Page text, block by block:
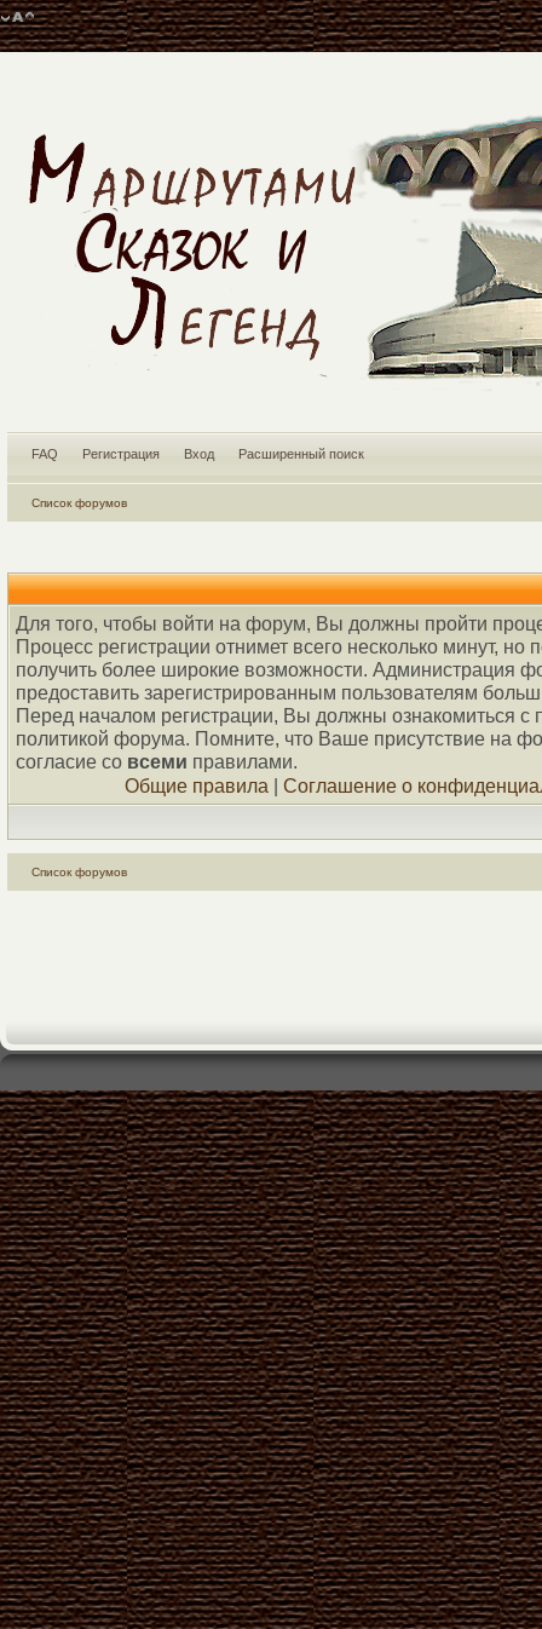
FAQ Регистрация Вход Расширенный поиск
Список форумов
Для того, чтобы войти на форум, Вы должны пройти
Процесс регистрации отнимет всего несколько минут, но
получить более широкие возможности. Администрация
предоставить зарегистрированным пользователям
Перед началом регистрации, Вы должны ознакомиться с
политикой форума. Помните, что Ваше присутствие на
согласие со всеми правилами.
Общие правила | Соглашение о
Список форумов